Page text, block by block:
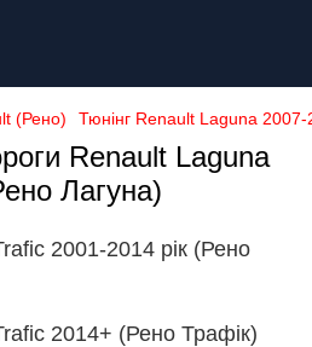
(Рено) Тюнінг Renault Laguna 2007-
Renault Laguna
Лагуна)
2001-2014 рік (Рено
2014+ (Рено Трафік)